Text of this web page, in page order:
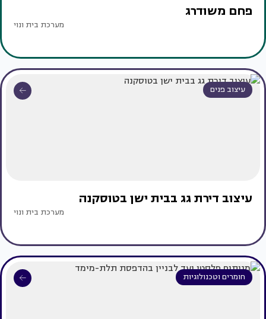
פחם משודרג
מערכת בית ונוי
עיצוב פנים
עיצוב דירת גג בבית ישן בטוסקנה
מערכת בית ונוי
חומרים וטכנולוגיות